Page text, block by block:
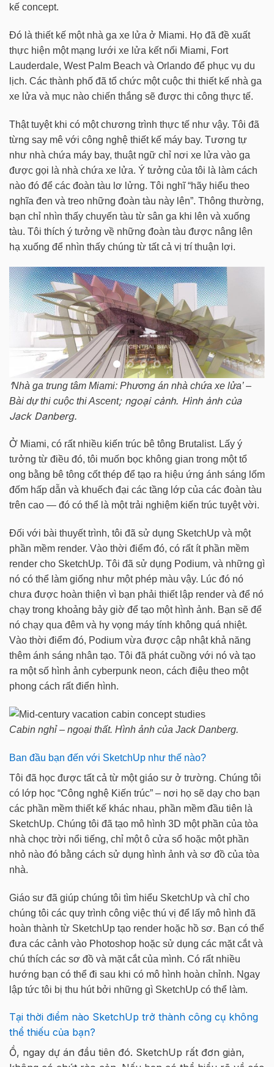
kế concept.
Đó là thiết kế một nhà ga xe lửa ở Miami. Họ đã đề xuất
thực hiện một mạng lưới xe lửa kết nối Miami, Fort
Lauderdale, West Palm Beach và Orlando để phục vụ du
lịch. Các thành phố đã tổ chức một cuộc thi thiết kế nhà ga
xe lửa và mục nào chiến thắng sẽ được thi công thực tế.
Thật tuyệt khi có một chương trình thực tế như vậy. Tôi đã
từng say mê với công nghệ thiết kế máy bay. Tương tự
như nhà chứa máy bay, thuật ngữ chỉ nơi xe lửa vào ga
được gọi là nhà chứa xe lửa. Ý tưởng của tôi là làm cách
nào đó để các đoàn tàu lơ lửng. Tôi nghĩ “hãy hiểu theo
nghĩa đen và treo những đoàn tàu này lên”. Thông thường,
bạn chỉ nhìn thấy chuyến tàu từ sân ga khi lên và xuống
tàu. Tôi thích ý tưởng về những đoàn tàu được nâng lên
hạ xuống để nhìn thấy chúng từ tất cả vị trí thuận lợi.
‘Nhà ga trung tâm Miami: Phương án nhà chứa xe lửa’ –
Bài dự thi cuộc thi Ascent; ngoại cảnh. Hình ảnh của
Jack Danberg.
Ở Miami, có rất nhiều kiến trúc bê tông Brutalist. Lấy ý
tưởng từ điều đó, tôi muốn bọc không gian trong một tổ
ong bằng bê tông cốt thép để tạo ra hiệu ứng ánh sáng lốm
đốm hấp dẫn và khuếch đại các tầng lớp của các đoàn tàu
trên cao — đó có thể là một trải nghiệm kiến trúc tuyệt vời.
Đối với bài thuyết trình, tôi đã sử dụng SketchUp và một
phần mềm render. Vào thời điểm đó, có rất ít phần mềm
render cho SketchUp. Tôi đã sử dụng Podium, và những gì
nó có thể làm giống như một phép màu vậy. Lúc đó nó
chưa được hoàn thiện vì bạn phải thiết lập render và để nó
chạy trong khoảng bảy giờ để tạo một hình ảnh. Bạn sẽ để
nó chạy qua đêm và hy vọng máy tính không quá nhiệt.
Vào thời điểm đó, Podium vừa được cập nhật khả năng
thêm ánh sáng nhân tạo. Tôi đã phát cuồng với nó và tạo
ra một số hình ảnh cyberpunk neon, cách điệu theo một
phong cách rất điển hình.
Cabin nghỉ – ngoại thất. Hình ảnh của Jack Danberg.
Ban đầu bạn đến với SketchUp như thế nào?
Tôi đã học được tất cả từ một giáo sư ở trường. Chúng tôi
có lớp học “Công nghệ Kiến trúc” – nơi họ sẽ dạy cho bạn
các phần mềm thiết kế khác nhau, phần mềm đầu tiên là
SketchUp. Chúng tôi đã tạo mô hình 3D một phần của tòa
nhà chọc trời nổi tiếng, chỉ một ô cửa sổ hoặc một phần
nhỏ nào đó bằng cách sử dụng hình ảnh và sơ đồ của tòa
nhà.
Giáo sư đã giúp chúng tôi tìm hiểu SketchUp và chỉ cho
chúng tôi các quy trình công việc thú vị để lấy mô hình đã
hoàn thành từ SketchUp tạo render hoặc hồ sơ. Bạn có thể
đưa các cảnh vào Photoshop hoặc sử dụng các mặt cắt và
chú thích các sơ đồ và mặt cắt của mình. Có rất nhiều
hướng bạn có thể đi sau khi có mô hình hoàn chỉnh. Ngay
lập tức tôi bị thu hút bởi những gì SketchUp có thể làm.
Tại thời điểm nào SketchUp trở thành công cụ không
thể thiếu của bạn?
Ồ, ngay dự án đầu tiên đó. SketchUp rất đơn giản,